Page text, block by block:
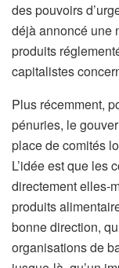
des pouvoirs
déjà annoncé une
produits
capitalistes
Plus récemment,
pénuries, le
place de comités
L’idée est que les
directement elles-
produits
bonne direction,
organisations de